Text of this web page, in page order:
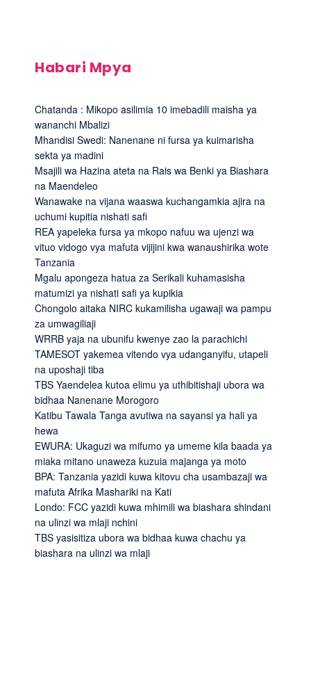
Habari Mpya
Chatanda : Mikopo asilimia 10 imebadili maisha ya
wananchi Mbalizi
Mhandisi Swedi: Nanenane ni fursa ya kuimarisha
sekta ya madini
Msajili wa Hazina ateta na Rais wa Benki ya Biashara
na Maendeleo
Wanawake na vijana waaswa kuchangamkia ajira na
uchumi kupitia nishati safi
REA yapeleka fursa ya mkopo nafuu wa ujenzi wa
vituo vidogo vya mafuta vijijini kwa wanaushirika wote
Tanzania
Mgalu apongeza hatua za Serikali kuhamasisha
matumizi ya nishati safi ya kupikia
Chongolo aitaka NIRC kukamilisha ugawaji wa pampu
za umwagiliaji
WRRB yaja na ubunifu kwenye zao la parachichi
TAMESOT yakemea vitendo vya udanganyifu, utapeli
na uposhaji tiba
TBS Yaendelea kutoa elimu ya uthibitishaji ubora wa
bidhaa Nanenane Morogoro
Katibu Tawala Tanga avutiwa na sayansi ya hali ya
hewa
EWURA: Ukaguzi wa mifumo ya umeme kila baada ya
miaka mitano unaweza kuzuia majanga ya moto
BPA: Tanzania yazidi kuwa kitovu cha usambazaji wa
mafuta Afrika Mashariki na Kati
Londo: FCC yazidi kuwa mhimili wa biashara shindani
na ulinzi wa mlaji nchini
TBS yasisitiza ubora wa bidhaa kuwa chachu ya
biashara na ulinzi wa mlaji